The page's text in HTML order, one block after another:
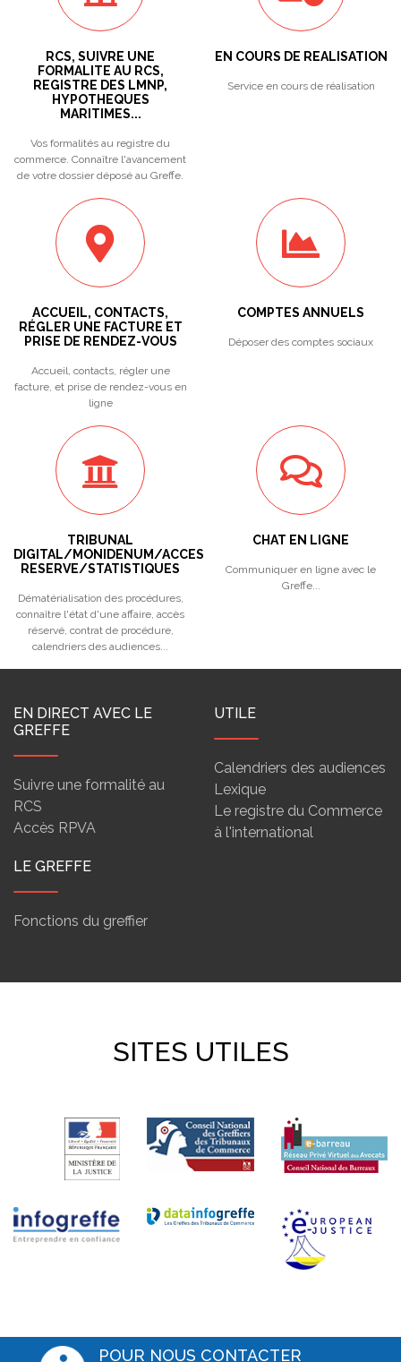
RCS, SUIVRE UNE
FORMALITE AU RCS,
REGISTRE DES LMNP,
HYPOTHEQUES
MARITIMES...
Vos formalités au registre du
commerce. Connaître l'avancement
de votre dossier déposé au Greffe.
EN COURS DE REALISATION
Service en cours de réalisation
ACCUEIL, CONTACTS,
RÉGLER UNE FACTURE ET
PRISE DE RENDEZ-VOUS
Accueil, contacts, régler une
facture, et prise de rendez-vous en
ligne
COMPTES ANNUELS
Déposer des comptes sociaux
TRIBUNAL
DIGITAL/MONIDENUM/ACCES
RESERVE/STATISTIQUES
Dématérialisation des procédures,
connaître l'état d'une affaire, accès
réservé, contrat de procédure,
calendriers des audiences...
CHAT EN LIGNE
Communiquer en ligne avec le
Greffe...
EN DIRECT AVEC LE
GREFFE
Suivre une formalité au
RCS
Accès RPVA
UTILE
Calendriers des audiences
Lexique
Le registre du Commerce
à l'international
LE GREFFE
Fonctions du greffier
SITES UTILES
POUR NOUS CONTACTER